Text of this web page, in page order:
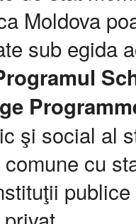
Moldova
sub egida
şi social al
cu